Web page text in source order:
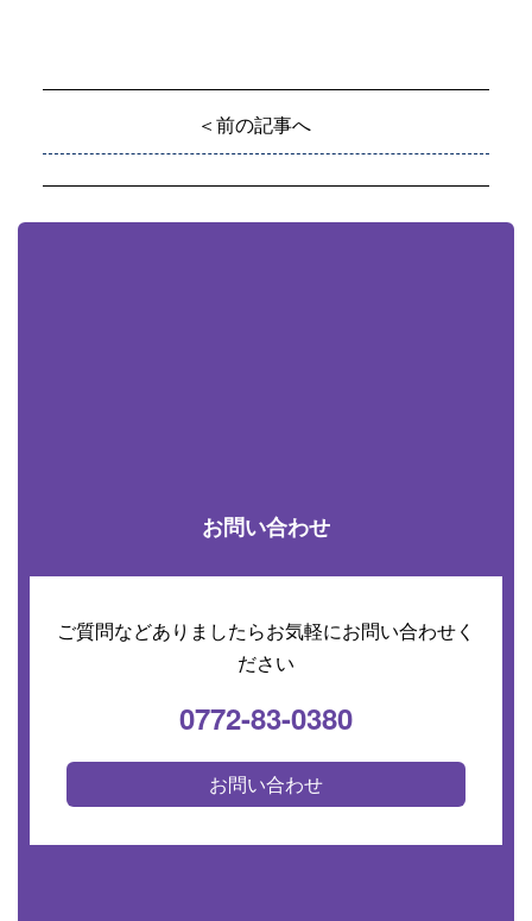
＜前の記事へ
お問い合わせ
ご質問などありましたらお気軽にお問い合わせく
ださい
0772-83-0380
お問い合わせ